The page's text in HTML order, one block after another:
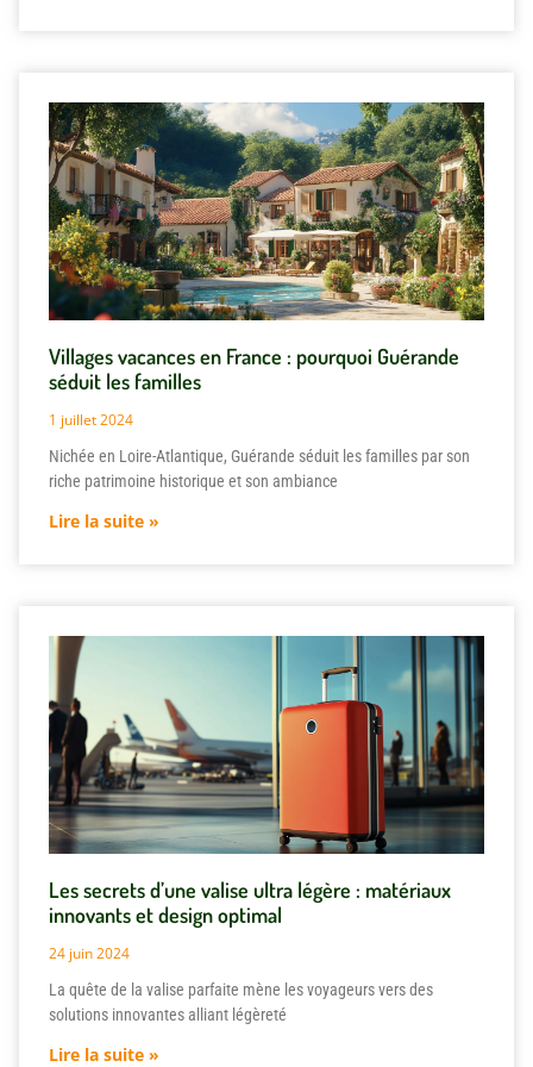
Villages vacances en France : pourquoi Guérande
séduit les familles
1 juillet 2024
Nichée en Loire-Atlantique, Guérande séduit les familles par son
riche patrimoine historique et son ambiance
Lire la suite »
Les secrets d’une valise ultra légère : matériaux
innovants et design optimal
24 juin 2024
La quête de la valise parfaite mène les voyageurs vers des
solutions innovantes alliant légèreté
Lire la suite »